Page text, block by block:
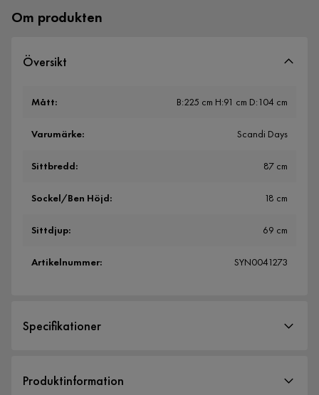
Om produkten
Översikt
Mått: B:225 cm H:91 cm D:104 cm
Varumärke: Scandi Days
Sittbredd: 87 cm
Sockel/Ben Höjd: 18 cm
Sittdjup: 69 cm
Artikelnummer: SYN0041273
Specifikationer
Storlek
Produktinformation